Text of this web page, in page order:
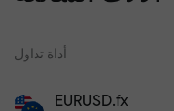
أشهر. تداول
أداة تداول
EURUSD.fx